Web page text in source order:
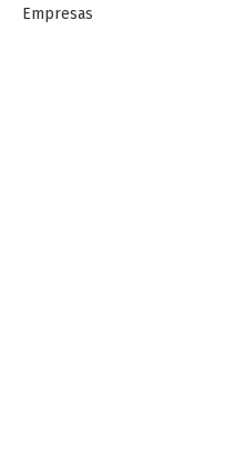
Empresas